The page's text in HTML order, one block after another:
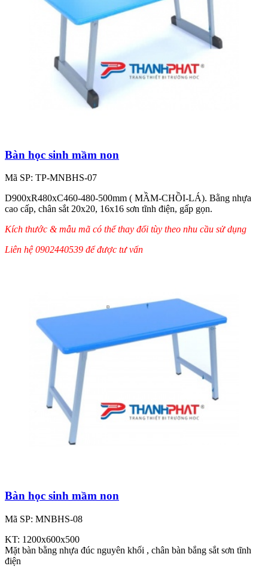
Bàn học sinh mầm non
Mã SP: TP-MNBHS-07
D900xR480xC460-480-500mm ( MẦM-CHỒI-LÁ). Bằng nhựa
cao cấp, chân sắt 20x20, 16x16 sơn tĩnh điện, gấp gọn.
Kích thước & mẫu mã có thể thay đổi tùy theo nhu cầu sử dụng
Liên hệ 0902440539 để được tư vấn
Bàn học sinh mầm non
Mã SP: MNBHS-08
KT: 1200x600x500
Mặt bàn bằng nhựa đúc nguyên khối , chân bàn bắng sắt sơn tĩnh
điện